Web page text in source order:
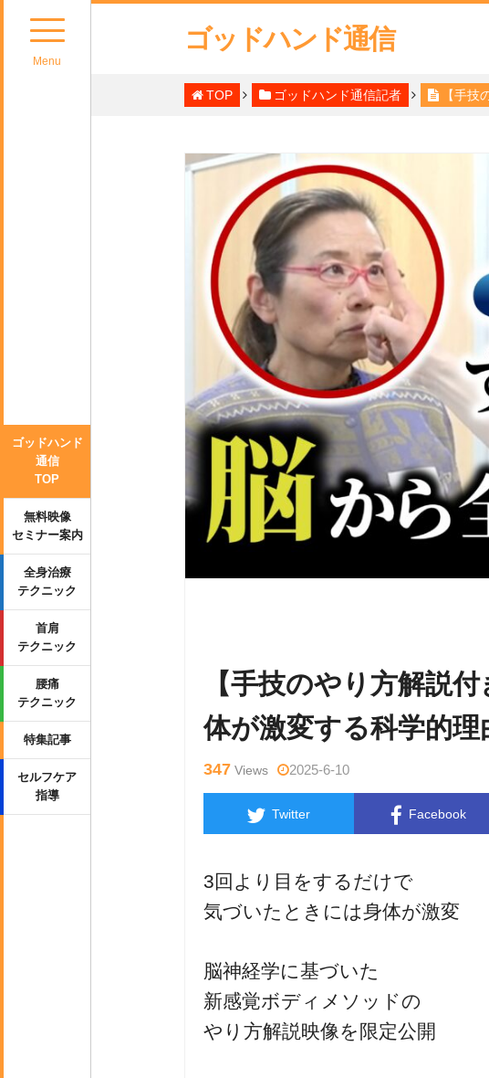
Menu
ゴッドハンド
通信
TOP
無料映像
セミナー案内
全身治療
テクニック
首肩
テクニック
腰痛
テクニック
特集記事
セルフケア
指導
ゴッドハンド通信
TOP ゴッドハンド通信記者 【手
【手技のやり方解説
体が激変する科学的理
347 Views 2025-6-10
Twitter Facebook
3回より目をするだけで
気づいたときには身体が激変
脳神経学に基づいた
新感覚ボディメソッドの
やり方解説映像を限定公開